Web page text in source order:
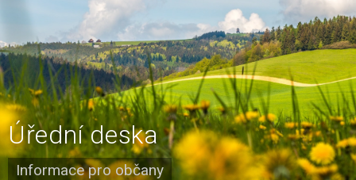
Úřední deska
Informace pro občany